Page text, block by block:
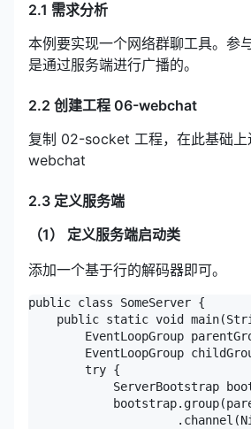
2.1 需求分析
本例要实现一个网络群聊工具。参
是通过服务端进行广播的。
2.2 创建工程 06-webchat
复制 02-socket 工程，在此基础
webchat
2.3 定义服务端
（1） 定义服务端启动类
添加一个基于行的解码器即可。
public class SomeServer {
public static void
EventLoopGroup
EventLoopGroup
        try {
ServerBootstrap